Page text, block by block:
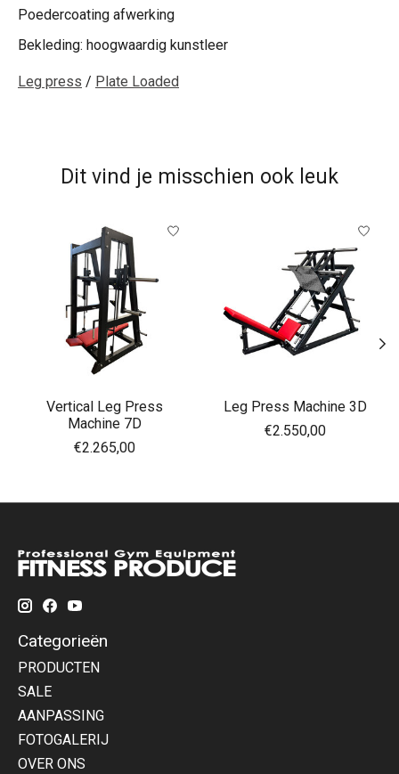
Poedercoating afwerking
Bekleding: hoogwaardig kunstleer
Leg press / Plate Loaded
Dit vind je misschien ook leuk
Items van productcarrousel
Vertical Leg Press
Machine 7D
€2.265,00
Leg Press Machine 3D
€2.550,00
Categorieën
PRODUCTEN
SALE
AANPASSING
FOTOGALERIJ
OVER ONS